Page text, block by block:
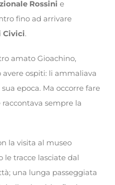
Rossini e
fino ad arrivare
Civici.
amato Gioachino,
ospiti: li ammaliava
epoca. Ma occorre fare
sempre la
la visita al museo
le tracce lasciate dal
una lunga passeggiata